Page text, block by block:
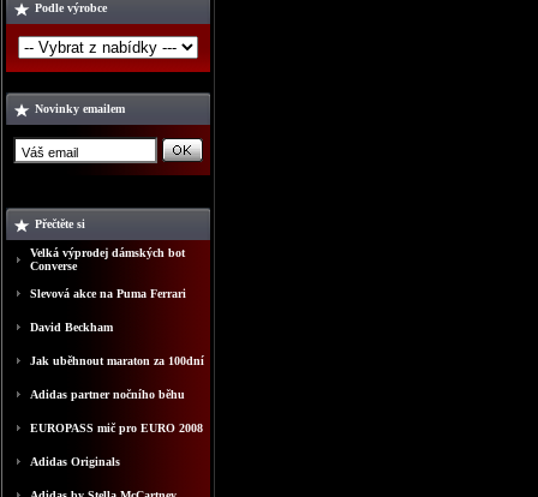
Podle výrobce
Novinky emailem
Přečtěte si
Velká výprodej dámských bot
Converse
Slevová akce na Puma Ferrari
David Beckham
Jak uběhnout maraton za 100dní
Adidas partner nočního běhu
EUROPASS mič pro EURO 2008
Adidas Originals